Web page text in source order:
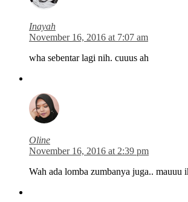
Inayah
November 16, 2016 at 7:07 am
wha sebentar lagi nih. cuuus ah
Oline
November 16, 2016 at 2:39 pm
Wah ada lomba zumbanya juga.. mauuu